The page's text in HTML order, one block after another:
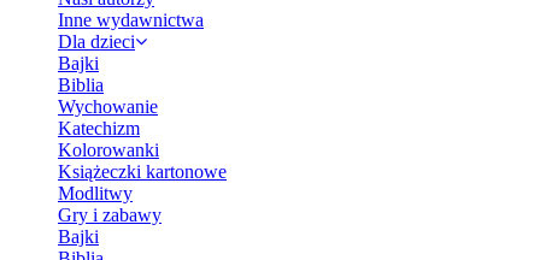
Inne wydawnictwa
Dla dzieci
Bajki
Biblia
Wychowanie
Katechizm
Kolorowanki
Książeczki kartonowe
Modlitwy
Gry i zabawy
Bajki